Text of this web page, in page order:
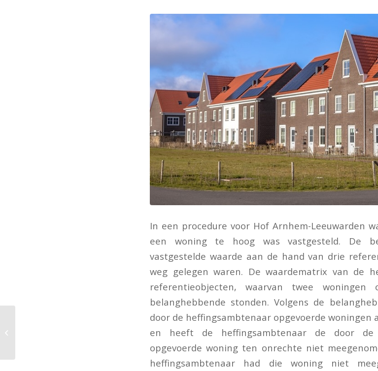
In een procedure voor Hof Arnhem-Leeuwarden
een woning te hoog was vastgesteld. De
vastgestelde waarde aan de hand van drie
weg gelegen waren. De waardematrix van de
referentieobjecten, waarvan twee
belanghebbende stonden. Volgens de
door de heffingsambtenaar opgevoerde
en heeft de heffingsambtenaar de door de
opgevoerde woning ten onrechte niet
heffingsambtenaar had die woning niet